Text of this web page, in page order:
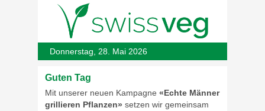
Donnerstag, 28. Mai 2026
Guten Tag
Mit unserer neuen Kampagne «Echte Männer
grillieren Pflanzen» setzen wir gemeinsam